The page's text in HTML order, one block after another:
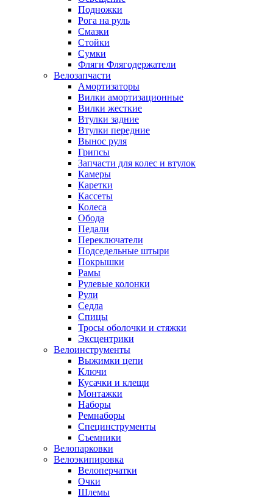
Подножки
Рога на руль
Смазки
Стойки
Сумки
Фляги Флягодержатели
Велозапчасти
Амортизаторы
Вилки амортизационные
Вилки жесткие
Втулки задние
Втулки передние
Вынос руля
Грипсы
Запчасти для колес и втулок
Камеры
Каретки
Кассеты
Колеса
Обода
Педали
Переключатели
Подседельные штыри
Покрышки
Рамы
Рулевые колонки
Рули
Седла
Спицы
Тросы оболочки и стяжки
Эксцентрики
Велоинструменты
Выжимки цепи
Ключи
Кусачки и клещи
Монтажки
Наборы
Ремнаборы
Специнструменты
Съемники
Велопарковки
Велоэкипировка
Велоперчатки
Очки
Шлемы